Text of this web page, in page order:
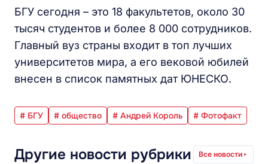
БГУ сегодня – это 18 факультетов, около 30
тысяч студентов и более 8 000 сотрудников.
Главный вуз страны входит в топ лучших
университетов мира, а его вековой юбилей
внесен в список памятных дат ЮНЕСКО.
# БГУ # общество # Андрей Король # Фотофакт
Другие новости рубрики Все новости